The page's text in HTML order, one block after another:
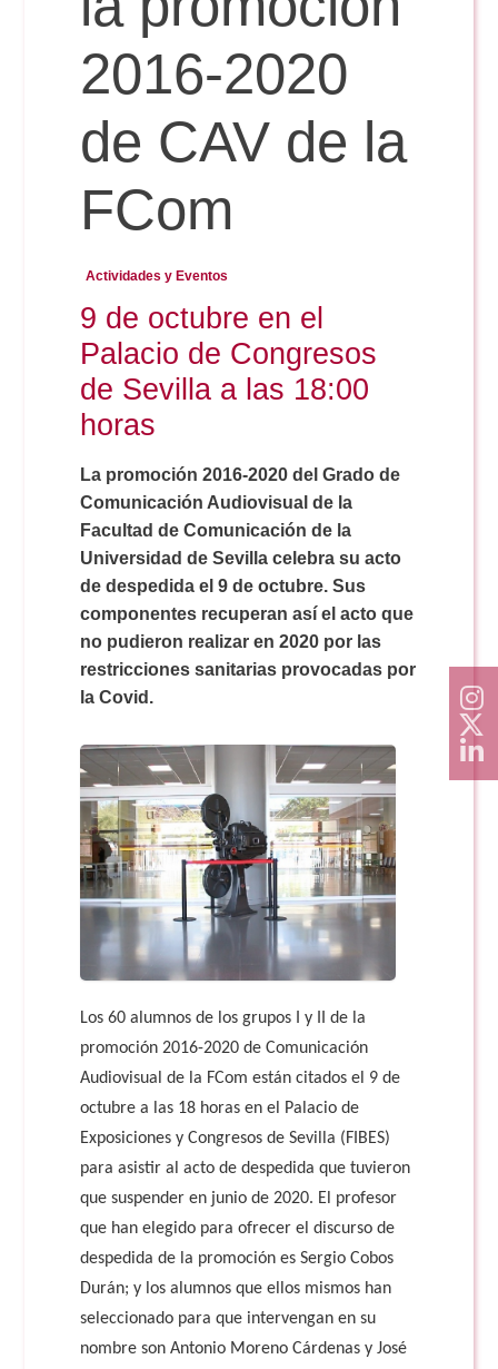
Reservas
Calendario Lectivo
Horarios
Publicidad y RR.PP
Comunicación Audiovisual
Doble Grado PER/CAV
Exámenes Grado
Periodismo
Comunicación Audiovisual
Doble Grado PER/CAV
Secretaría Virtual
#YoPractico
Boletines
2016-2020
de CAV de la
FCom
Actividades y Eventos
9 de octubre en el
Palacio de Congresos
de Sevilla a las 18:00
horas
La promoción 2016-2020 del Grado de
Comunicación Audiovisual de la
Facultad de Comunicación de la
Universidad de Sevilla celebra su acto
de despedida el 9 de octubre. Sus
componentes recuperan así el acto que
no pudieron realizar en 2020 por las
restricciones sanitarias provocadas por
la Covid.
Los 60 alumnos de los grupos I y II de la
promoción 2016-2020 de Comunicación
Audiovisual de la FCom están citados el 9 de
octubre a las 18 horas en el Palacio de
Exposiciones y Congresos de Sevilla (FIBES)
para asistir al acto de despedida que tuvieron
que suspender en junio de 2020. El profesor
que han elegido para ofrecer el discurso de
despedida de la promoción es Sergio Cobos
Durán; y los alumnos que ellos mismos han
seleccionado para que intervengan en su
nombre son Antonio Moreno Cárdenas y José